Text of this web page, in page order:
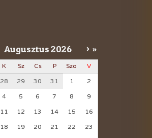
Augusztus2026 > »
K Sz Cs P Szo V
28 29 30 31 1 2
4 5 6 7 8 9
11 12 13 14 15 16
18 19 20 21 22 23